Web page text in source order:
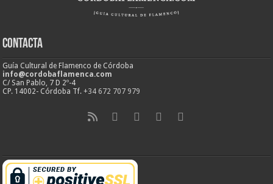
Contacta
Guía Cultural de Flamenco de Córdoba
info@cordobaflamenca.com
C/ San Pablo, 7 D 2º-4
CP. 14002- Córdoba Tf.+34 672 707 979